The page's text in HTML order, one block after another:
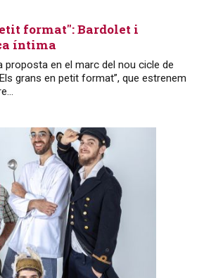
format": Bardolet i
íntima
proposta en el marc del nou cicle de
grans en petit format”, que estrenem